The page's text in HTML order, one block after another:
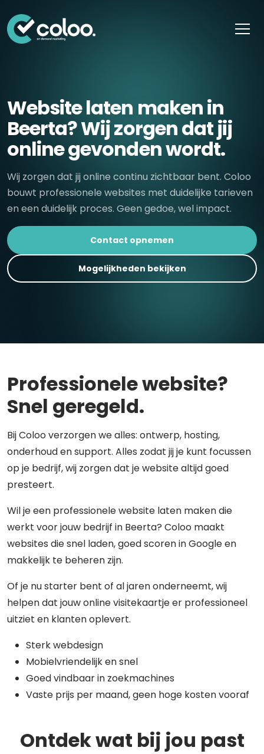
Website laten maken in
Beerta? Wij zorgen dat jij
online gevonden wordt.
Wij zorgen dat jij online continu zichtbaar bent. Coloo
bouwt professionele websites met duidelijke tarieven
en een duidelijk proces. Geen gedoe, wel impact.
Contact opnemen
Mogelijkheden bekijken
Professionele website?
Snel geregeld.
Bij Coloo verzorgen we alles: ontwerp, hosting,
onderhoud en support. Alles zodat jij je kunt focussen
op je bedrijf, wij zorgen dat je website altijd goed
presteert.
Wil je een professionele website laten maken die
werkt voor jouw bedrijf in Beerta? Coloo maakt
websites die snel laden, goed scoren in Google en
makkelijk te beheren zijn.
Of je nu starter bent of al jaren onderneemt, wij
helpen dat jouw online visitekaartje er professioneel
uitziet en klanten oplevert.
Sterk webdesign
Mobielvriendelijk en snel
Goed vindbaar in zoekmachines
Vaste prijs per maand, geen hoge kosten vooraf
Ontdek wat bij jou past